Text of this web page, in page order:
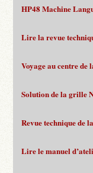
HP48 Machine
Lire la revue
Voyage au centre de
Solution de la grille
Revue technique de
Lire le manuel